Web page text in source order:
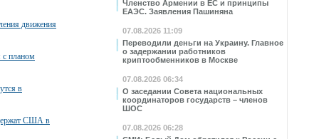
Членство Армении в ЕС и принципы
ЕАЭС. Заявления Пашиняна
07.08.2026 11:09
Переводили деньги на Украину. Главное
о задержании работников
криптообменников в Москве
07.08.2026 06:34
О заседании Совета национальных
координаторов государств – членов
ШОС
07.08.2026 06:28
движения
с планом
в
США в